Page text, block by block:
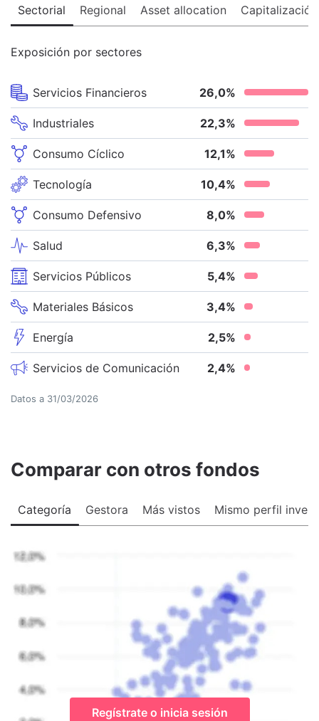
Sectorial Regional Asset allocation Capitalización
Exposición por sectores
Servicios Financieros 26,0%
Industriales 22,3%
Consumo Cíclico 12,1%
Tecnología 10,4%
Consumo Defensivo 8,0%
Salud 6,3%
Servicios Públicos 5,4%
Materiales Básicos 3,4%
Energía 2,5%
Servicios de Comunicación 2,4%
Datos a 31/03/2026
Comparar con otros fondos
Categoría Gestora Más vistos Mismo perfil
Regístrate o inicia sesión